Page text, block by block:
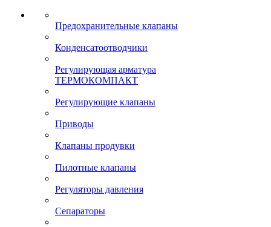
Предохранительные клапаны
Конденсатоотводчики
Регулирующая арматура
ТЕРМОКОМПАКТ
Регулирующие клапаны
Приводы
Клапаны продувки
Пилотные клапаны
Регуляторы давления
Сепараторы